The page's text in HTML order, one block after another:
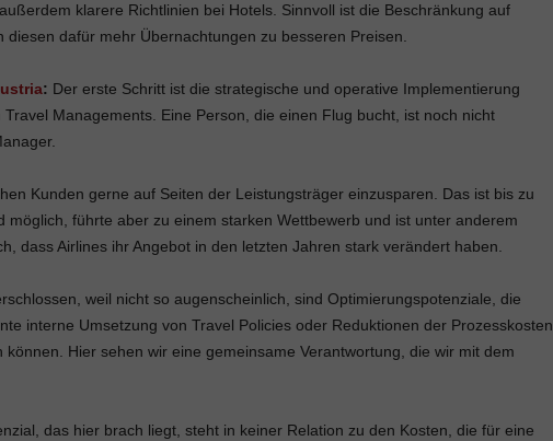
klarere Richtlinien bei Hotels. Sinnvoll ist die Beschränkung auf
diesen dafür mehr Übernachtungen zu besseren Preisen.
: Der erste Schritt ist die strategische und operative Implementierung
Managements. Eine Person, die einen Flug bucht, ist noch nicht
Kunden gerne auf Seiten der Leistungsträger einzusparen. Das ist bis zu
möglich, führte aber zu einem starken Wettbewerb und ist unter anderem
dass Airlines ihr Angebot in den letzten Jahren stark verändert haben.
weil nicht so augenscheinlich, sind Optimierungspotenziale, die
interne Umsetzung von Travel Policies oder Reduktionen der Prozesskosten
können. Hier sehen wir eine gemeinsame Verantwortung, die wir mit dem
das hier brach liegt, steht in keiner Relation zu den Kosten, die für eine